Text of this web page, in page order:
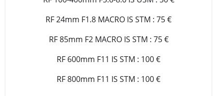
RF 24mm F1.8 MACRO IS STM : 75 €
RF 85mm F2 MACRO IS STM : 75 €
RF 600mm F11 IS STM : 100 €
RF 800mm F11 IS STM : 100 €